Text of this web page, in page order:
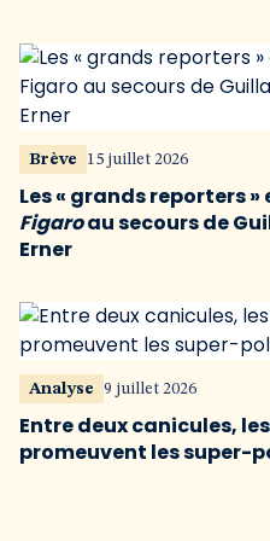
Brève 15 juillet 2026
Les « grands reporters »
Figaroau secours de
Erner
Analyse 9 juillet 2026
Entre deux canicules,
promeuvent les super-